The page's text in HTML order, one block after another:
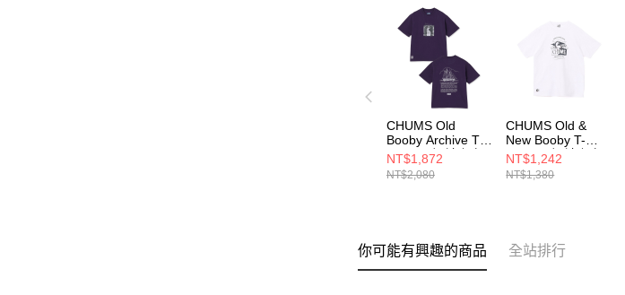
CHUMS Old
Booby Archive T-
Shirt 男 短袖上衣
紫羅藍
CH012724P034
NT$1,872
NT$2,080
CHUMS Old &
New Booby T-
Shirt 男 短袖上衣
白色
CH012738W001
NT$1,242
NT$1,380
你可能有興趣的商品 全站排行